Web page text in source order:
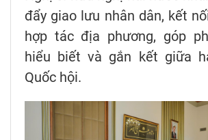
đẩy giao lưu nhân dân, kết
hợp tác địa phương, góp
hiểu biết và gắn kết giữa
Quốc hội.